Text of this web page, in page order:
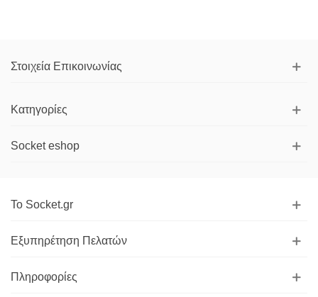
Στοιχεία Επικοινωνίας
Κατηγορίες
Socket eshop
Το Socket.gr
Εξυπηρέτηση Πελατών
Πληροφορίες